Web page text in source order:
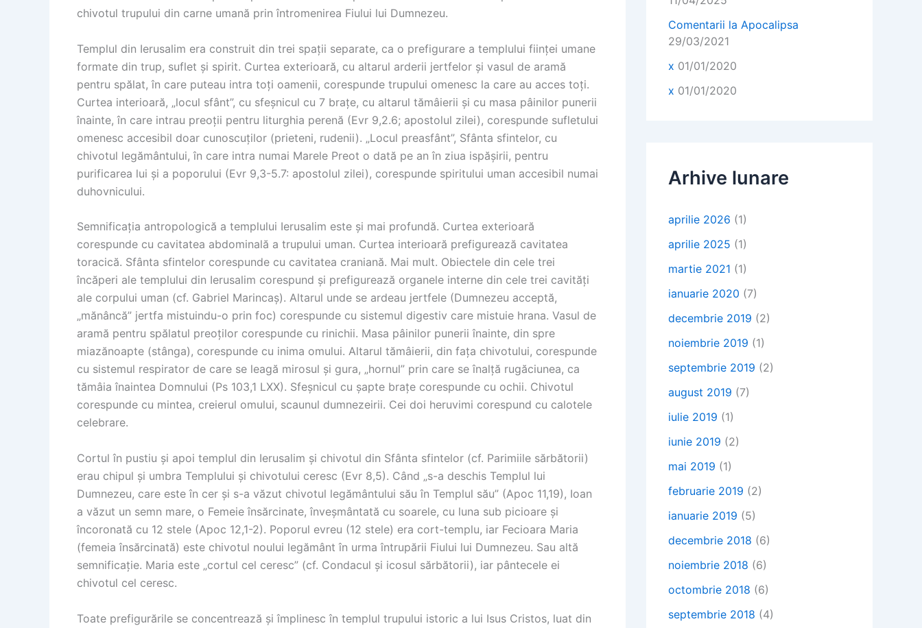
chivotul trupului din carne umană prin întromenirea Fiului lui Dumnezeu.
Templul din Ierusalim era construit din trei spații separate, ca o prefigurare a templului ființei umane
formate din trup, suflet și spirit. Curtea exterioară, cu altarul arderii jertfelor și vasul de aramă
pentru spălat, în care puteau intra toți oamenii, corespunde trupului omenesc la care au acces toți.
Curtea interioară, „locul sfânt”, cu sfeșnicul cu 7 brațe, cu altarul tămâierii și cu masa pâinilor punerii
înainte, în care intrau preoții pentru liturghia perenă (Evr 9,2.6; apostolul zilei), corespunde sufletului
omenesc accesibil doar cunoscuților (prieteni, rudenii). „Locul preasfânt”, Sfânta sfintelor, cu
chivotul legământului, în care intra numai Marele Preot o dată pe an în ziua ispășirii, pentru
purificarea lui și a poporului (Evr 9,3-5.7: apostolul zilei), corespunde spiritului uman accesibil numai
duhovnicului.
Semnificația antropologică a templului Ierusalim este și mai profundă. Curtea exterioară
corespunde cu cavitatea abdominală a trupului uman. Curtea interioară prefigurează cavitatea
toracică. Sfânta sfintelor corespunde cu cavitatea craniană. Mai mult. Obiectele din cele trei
încăperi ale templului din Ierusalim corespund și prefigurează organele interne din cele trei cavități
ale corpului uman (cf. Gabriel Marincaș). Altarul unde se ardeau jertfele (Dumnezeu acceptă,
„mănâncă” jertfa mistuindu-o prin foc) corespunde cu sistemul digestiv care mistuie hrana. Vasul de
aramă pentru spălatul preoților corespunde cu rinichii. Masa pâinilor punerii înainte, din spre
miazănoapte (stânga), corespunde cu inima omului. Altarul tămâierii, din fața chivotului, corespunde
cu sistemul respirator de care se leagă mirosul și gura, „hornul” prin care se înalță rugăciunea, ca
tămâia înaintea Domnului (Ps 103,1 LXX). Sfeșnicul cu șapte brațe corespunde cu ochii. Chivotul
corespunde cu mintea, creierul omului, scaunul dumnezeirii. Cei doi heruvimi corespund cu calotele
celebrare.
Cortul în pustiu și apoi templul din Ierusalim și chivotul din Sfânta sfintelor (cf. Parimiile sărbătorii)
erau chipul și umbra Templului și chivotului ceresc (Evr 8,5). Când „s-a deschis Templul lui
Dumnezeu, care este în cer și s-a văzut chivotul legământului său în Templul său” (Apoc 11,19), Ioan
a văzut un semn mare, o Femeie însărcinate, înveșmântată cu soarele, cu luna sub picioare și
încoronată cu 12 stele (Apoc 12,1-2). Poporul evreu (12 stele) era cort-templu, iar Fecioara Maria
(femeia însărcinată) este chivotul noului legământ în urma întrupării Fiului lui Dumnezeu. Sau altă
semnificație. Maria este „cortul cel ceresc” (cf. Condacul și icosul sărbătorii), iar pântecele ei
chivotul cel ceresc.
Toate prefigurările se concentrează și împlinesc în templul trupului istoric a lui Isus Cristos, luat din
Comentarii la Apocalipsa
29/03/2021
x 01/01/2020
x 01/01/2020
Arhive lunare
aprilie 2026 (1)
aprilie 2025 (1)
martie 2021 (1)
ianuarie 2020 (7)
decembrie 2019 (2)
noiembrie 2019 (1)
septembrie 2019 (2)
august 2019 (7)
iulie 2019 (1)
iunie 2019 (2)
mai 2019 (1)
februarie 2019 (2)
ianuarie 2019 (5)
decembrie 2018 (6)
noiembrie 2018 (6)
octombrie 2018 (6)
septembrie 2018 (4)